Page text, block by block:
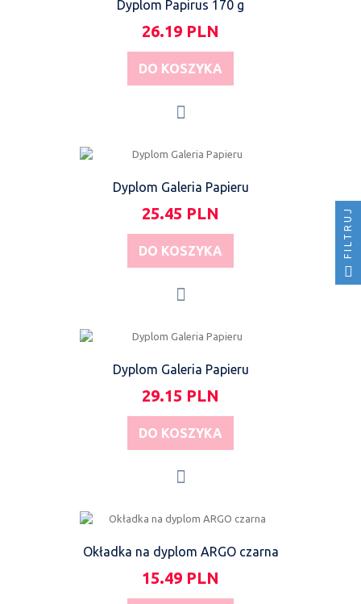
Dyplom Papirus 170 g
26.19 PLN
DO KOSZYKA
Dyplom Galeria Papieru
25.45 PLN
DO KOSZYKA
Dyplom Galeria Papieru
29.15 PLN
DO KOSZYKA
Okładka na dyplom ARGO czarna
15.49 PLN
FILTRUJ